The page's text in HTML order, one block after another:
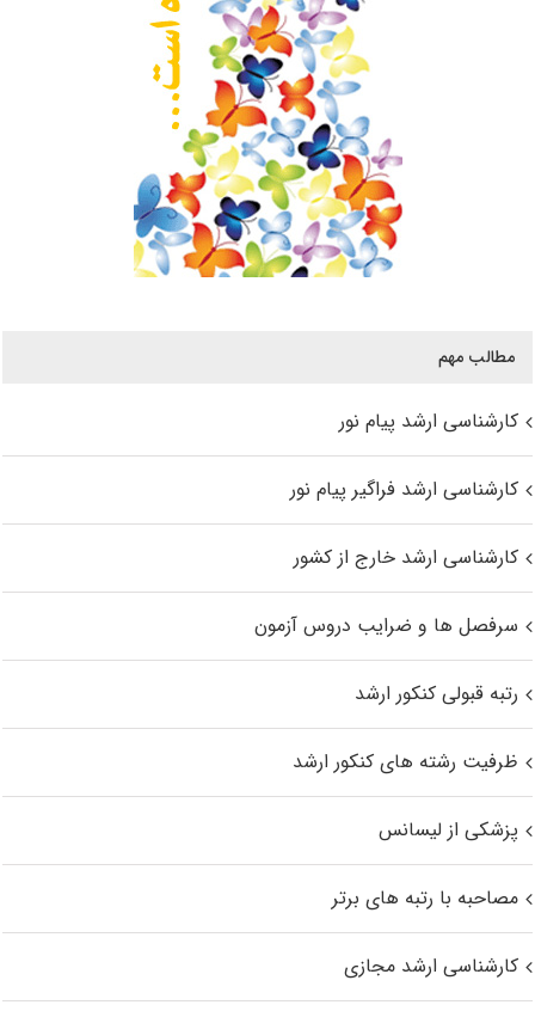
مطالب مهم
کارشناسی ارشد پیام نور
کارشناسی ارشد فراگیر پیام نور
کارشناسی ارشد خارج از کشور
سرفصل ها و ضرایب دروس آزمون
رتبه قبولی کنکور ارشد
ظرفیت رشته های کنکور ارشد
پزشکی از لیسانس
مصاحبه با رتبه های برتر
کارشناسی ارشد مجازی